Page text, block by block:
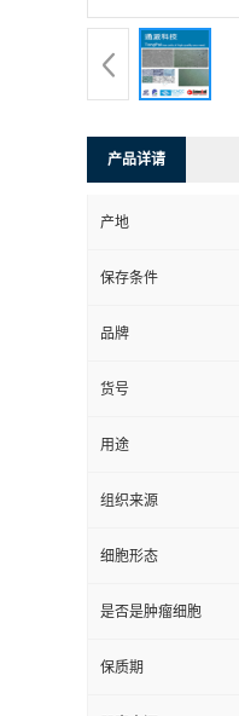
产品详请
产地
保存条件
品牌
货号
用途
组织来源
细胞形态
是否是肿瘤细胞
保质期